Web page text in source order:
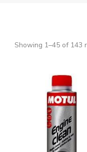
Showing 1–45 of 143